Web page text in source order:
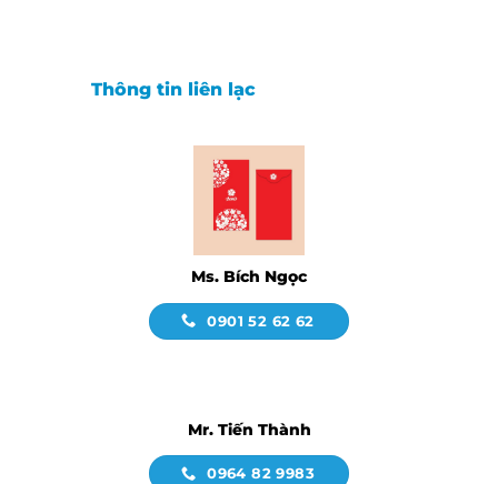
Thông tin liên lạc
Ms. Bích Ngọc
0901 52 62 62
Mr. Tiến Thành
0964 82 9983